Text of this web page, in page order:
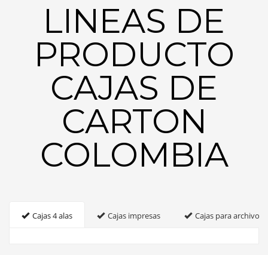
LINEAS DE
PRODUCTO
CAJAS DE
CARTON
COLOMBIA
Cajas 4 alas Cajas impresas Cajas para archivo